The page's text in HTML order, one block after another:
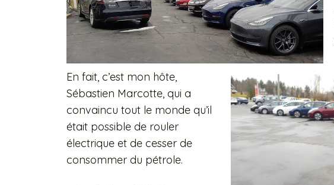
En fait, c’est mon hôte,
Sébastien Marcotte, qui a
convaincu tout le monde qu’il
était possible de rouler
électrique et de cesser de
consommer du pétrole.